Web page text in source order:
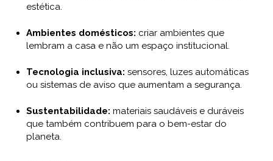
estética.
Ambientes domésticos: criar ambientes que
lembram a casa e não um espaço institucional.
Tecnologia inclusiva: sensores, luzes automáticas
ou sistemas de aviso que aumentam a segurança.
Sustentabilidade: materiais saudáveis e duráveis
que também contribuem para o bem-estar do
planeta.